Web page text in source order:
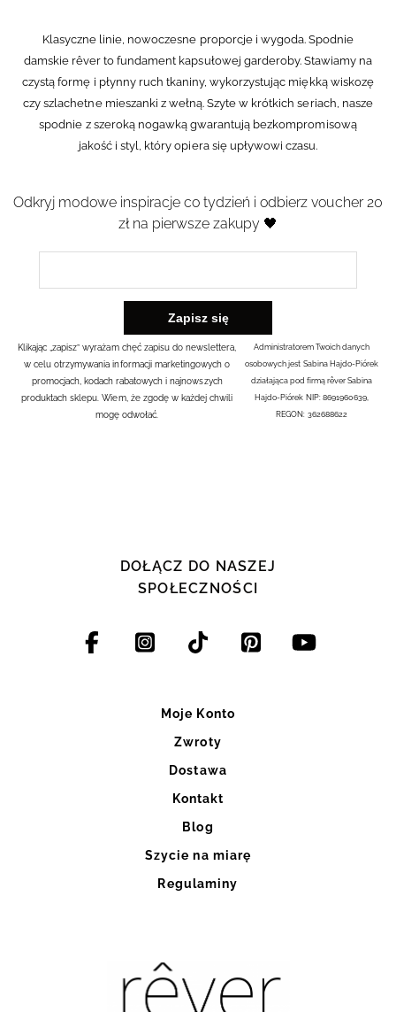
Klasyczne linie, nowoczesne proporcje i wygoda. Spodnie
damskie rêver to fundament kapsułowej garderoby. Stawiamy na
czystą formę i płynny ruch tkaniny, wykorzystując miękką wiskozę
czy szlachetne mieszanki z wełną. Szyte w krótkich seriach, nasze
spodnie z szeroką nogawką gwarantują bezkompromisową
jakość i styl, który opiera się upływowi czasu.
Odkryj modowe inspiracje co tydzień i odbierz voucher 20
zł na pierwsze zakupy 🖤
Klikając „zapisz” wyrażam chęć zapisu do newslettera,
w celu otrzymywania informacji marketingowych o
promocjach, kodach rabatowych i najnowszych
produktach sklepu. Wiem, że zgodę w każdej chwili
mogę odwołać.
Administratorem Twoich danych
osobowych jest Sabina Hajdo-Piórek
działająca pod firmą rêver Sabina
Hajdo-Piórek NIP: 8691960639,
REGON: 362688622
DOŁĄCZ DO NASZEJ
SPOŁECZNOŚCI
Moje Konto
Zwroty
Dostawa
Kontakt
Blog
Szycie na miarę
Regulaminy